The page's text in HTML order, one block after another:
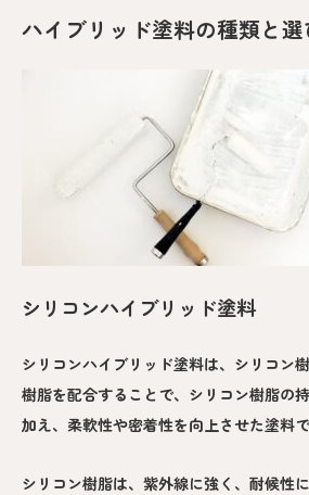
ハイブリッド塗料の種類と
シリコンハイブリッド塗料
シリコンハイブリッド塗料は、シリコン
樹脂を配合することで、シリコン樹脂の
加え、柔軟性や密着性を向上させた塗料で
シリコン樹脂は、紫外線に強く、耐候性